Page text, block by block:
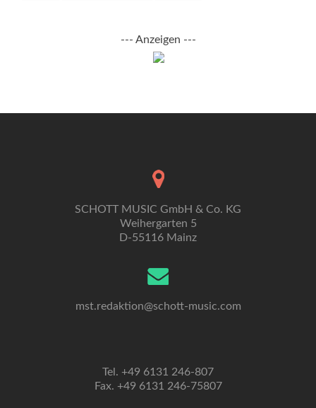
--- Anzeigen ---
SCHOTT MUSIC GmbH & Co. KG
Weihergarten 5
D-55116 Mainz
mst.redaktion@schott-music.com
Tel. +49 6131 246-807
Fax. +49 6131 246-75807